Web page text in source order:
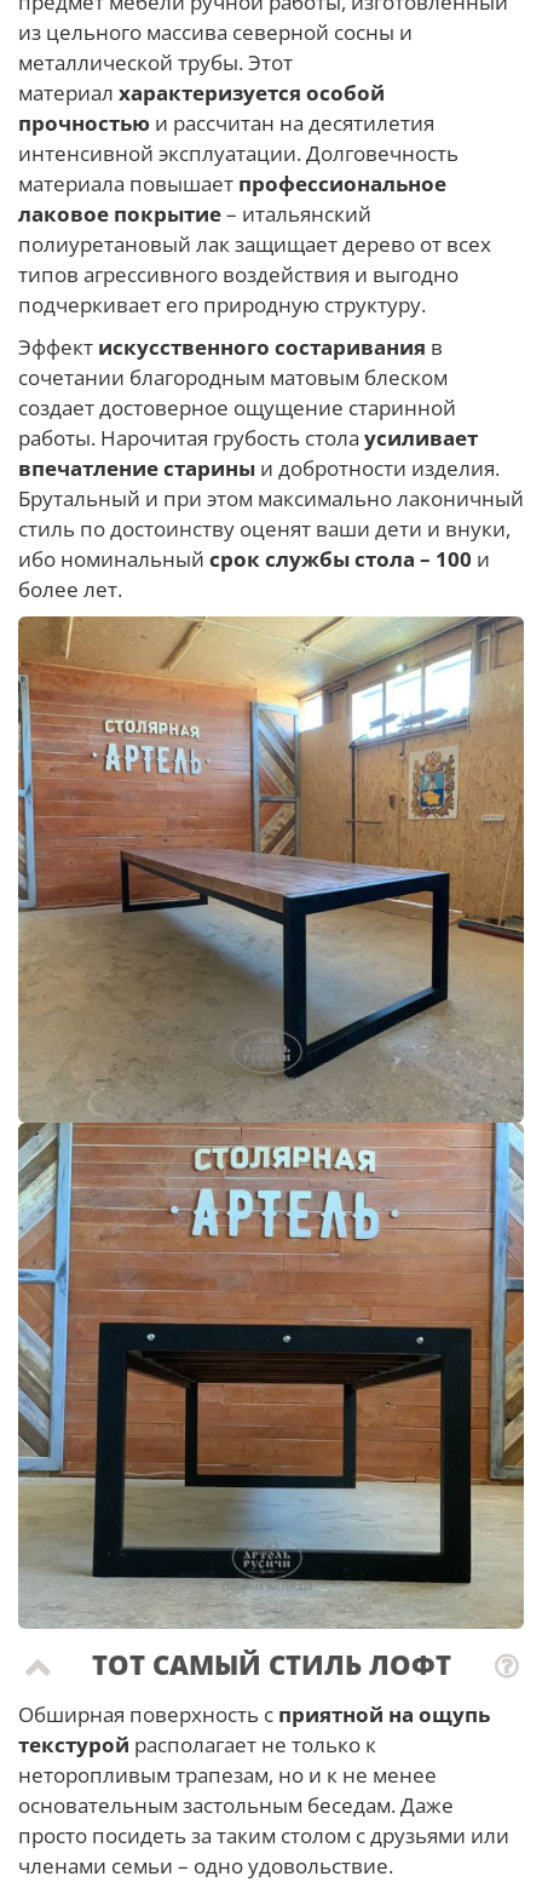
из цельного массива северной сосны и
металлической трубы. Этот
материал характеризуется особой
прочностью и рассчитан на десятилетия
интенсивной эксплуатации. Долговечность
материала повышает профессиональное
лаковое покрытие– итальянский
полиуретановый лак защищает дерево от всех
типов агрессивного воздействия и выгодно
подчеркивает его природную структуру.
Эффект искусственного состаривания в
сочетании благородным матовым блеском
создает достоверное ощущение старинной
работы. Нарочитая грубость стола усиливает
впечатление старины и добротности изделия.
Брутальный и при этом максимально лаконичный
стиль по достоинству оценят ваши дети и внуки,
ибо номинальный срок службы стола – 100 и
более лет.
ТОТ САМЫЙ СТИЛЬ ЛОФТ
Обширная поверхность с приятной на ощупь
текстурой располагает не только к
неторопливым трапезам, но и к не менее
основательным застольным беседам. Даже
просто посидеть за таким столом с друзьями или
членами семьи – одно удовольствие.